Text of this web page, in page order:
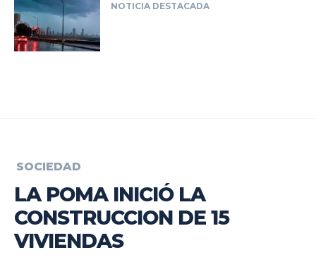
NOTICIA DESTACADA